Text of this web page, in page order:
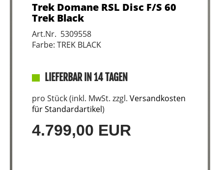
Trek Domane RSL Disc F/S 60
Trek Black
Art.Nr. 5309558
Farbe: TREK BLACK
LIEFERBAR IN 14 TAGEN
pro Stück (inkl. MwSt. zzgl. Versandkosten
für Standardartikel)
4.799,00 EUR